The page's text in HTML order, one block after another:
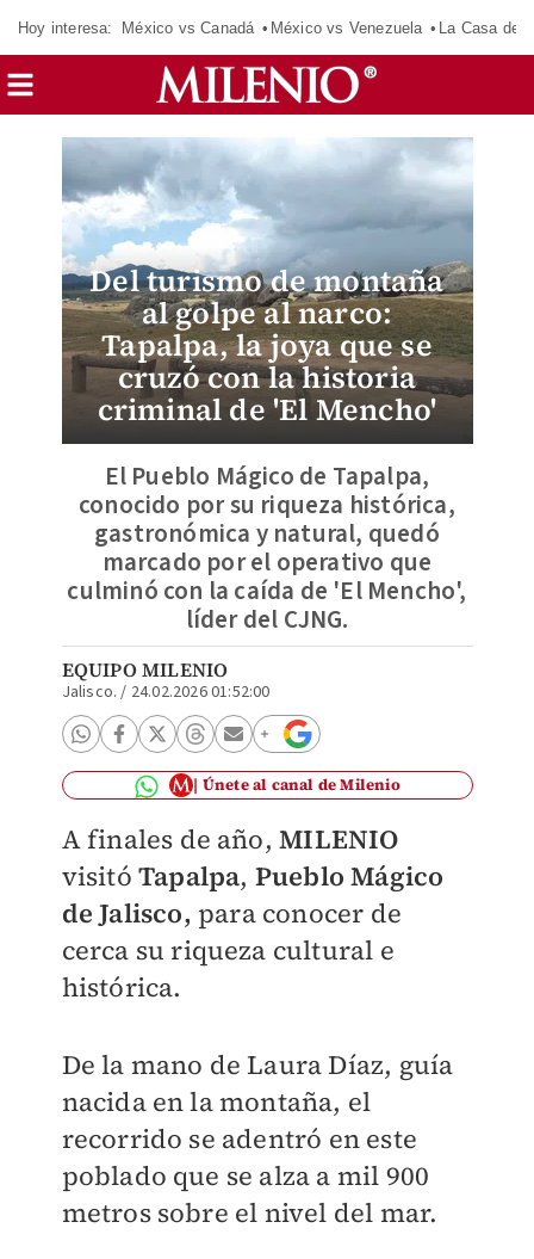
Hoy interesa: México vs Canadá México vs Venezuela La Casa de
Del turismo de montaña
al golpe al narco:
Tapalpa, la joya que se
cruzó con la historia
criminal de 'El Mencho'
El Pueblo Mágico de Tapalpa,
conocido por su riqueza histórica,
gastronómica y natural, quedó
marcado por el operativo que
culminó con la caída de 'El Mencho',
líder del CJNG.
EQUIPO MILENIO
Jalisco. / 24.02.2026 01:52:00
Únete al canal de Milenio
A finales de año,MILENIO
visitó Tapalpa, Pueblo Mágico
de Jalisco, para conocer de
cerca su riqueza cultural e
histórica.
De la mano de Laura Díaz, guía
nacida en la montaña, el
recorrido se adentró en este
poblado que se alza a mil 900
metros sobre el nivel del mar.